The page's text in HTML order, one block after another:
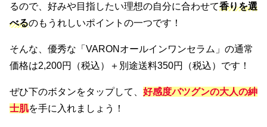
るので、好みや目指したい理想の自分に合わせて香りを選
べるのもうれしいポイントの一つです！
そんな、優秀な「VARONオールインワンセラム」の通常
価格は2,200円（税込）＋別途送料350円（税込）です！
ぜひ下のボタンをタップして、 好感度バツグンの大人の紳
士肌を手に入れましょう！